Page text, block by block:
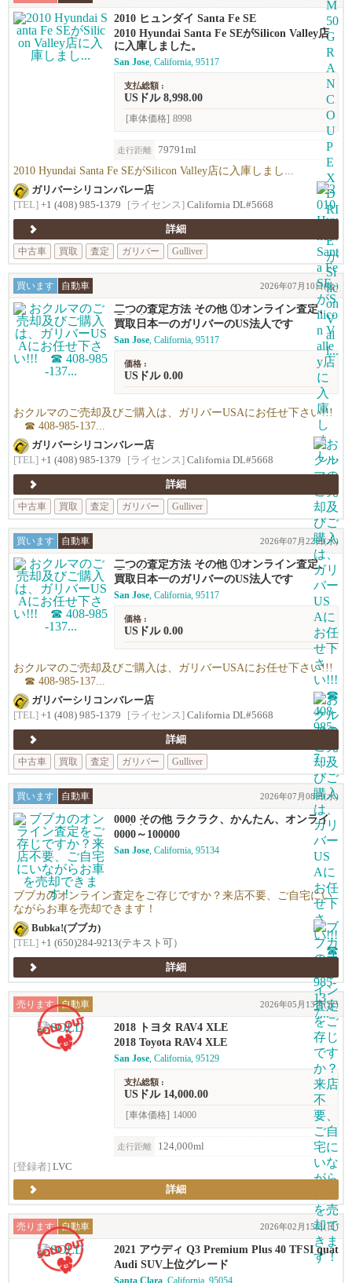
2010 ヒュンダイ Santa Fe SE
2010 Hyundai Santa Fe SEがSilicon Valley店
に入庫しました。
San Jose, California, 95117
支払総額 :
USドル 8,998.00
[車体価格] 8998
走行距離 79791ml
2010 Hyundai Santa Fe SEがSilicon Valley店に入庫しまし...
ガリバーシリコンバレー店
[TEL] +1 (408) 985-1379 [ライセンス] California DL#5668
詳細
中古車
買取 査定 ガリバー Gulliver
買います 自動車 2026年07月10日(金)
二つの査定方法 その他 ①オンライン査定、
②御来店査定
買取日本一のガリバーのUS法人です
San Jose, California, 95117
価格 :
USドル 0.00
おクルマのご売却及びご購入は、ガリバーUSAにお任せ下さい!!!
☎ 408-985-137...
ガリバーシリコンバレー店
[TEL] +1 (408) 985-1379 [ライセンス] California DL#5668
詳細
中古車
買取 査定 ガリバー Gulliver
買います 自動車 2026年07月22日(水)
二つの査定方法 その他 ①オンライン査定、
②御来店査定
買取日本一のガリバーのUS法人です
San Jose, California, 95117
価格 :
USドル 0.00
おクルマのご売却及びご購入は、ガリバーUSAにお任せ下さい!!!
☎ 408-985-137...
ガリバーシリコンバレー店
[TEL] +1 (408) 985-1379 [ライセンス] California DL#5668
詳細
中古車
買取 査定 ガリバー Gulliver
買います 自動車 2026年07月08日(水)
0000 その他 ラクラク、かんたん、オンライ
ン査定！
0000～100000
San Jose, California, 95134
ブブカのオンライン査定をご存じですか？来店不要、ご自宅にい
ながらお車を売却できます！
Bubka!(ブブカ)
[TEL] +1 (650)284-9213(テキスト可）
詳細
売ります 自動車 2026年05月13日(水)
2018 トヨタ RAV4 XLE
2018 Toyota RAV4 XLE
San Jose, California, 95129
支払総額 :
USドル 14,000.00
[車体価格] 14000
走行距離
124,000ml
[登録者] LVC
詳細
売ります 自動車 2026年02月15日(日)
2021 アウディ Q3 Premium Plus 40 TFSI quat
tro (2.0T)
Audi SUV上位グレード
Santa Clara , California, 95054